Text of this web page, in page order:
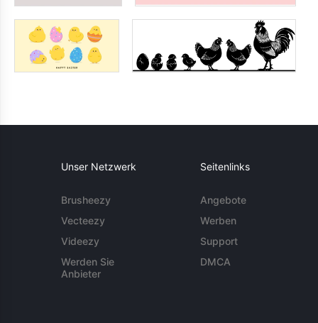
Unser Netzwerk
Brusheezy
Vecteezy
Videezy
Werden Sie
Anbieter
Seitenlinks
Angebote
Werben
Support
DMCA